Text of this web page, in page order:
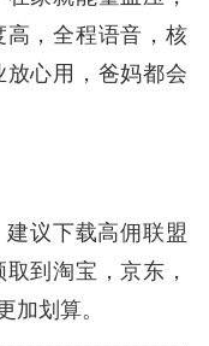
，全程语音，核
心用，爸妈都会
议下载高佣联盟
到淘宝，京东，
加划算。